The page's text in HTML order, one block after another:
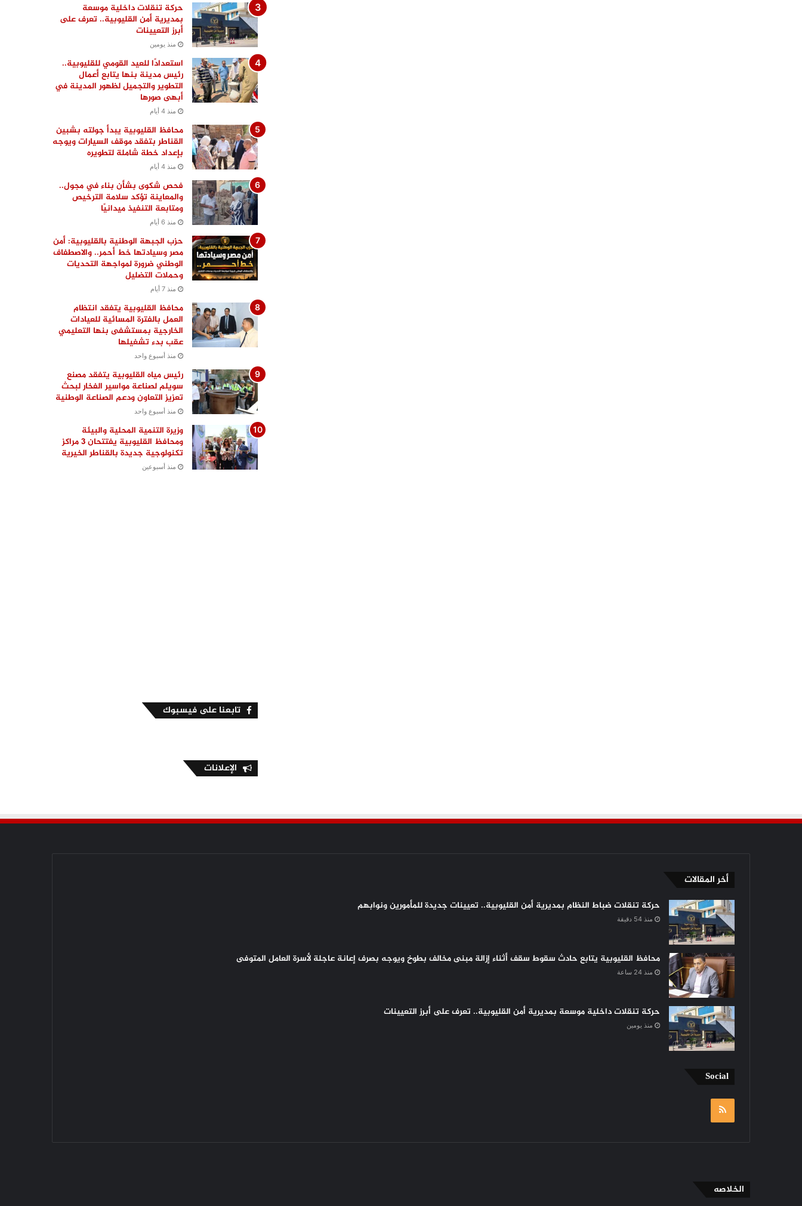
حركة تنقلات داخلية موسعة
بمديرية أمن القليوبية.. تعرف على
أبرز التعيينات
منذ يومين
استعدادًا للعيد القومي للقليوبية..
رئيس مدينة بنها يتابع أعمال
التطوير والتجميل لظهور المدينة في
أبهى صورها
منذ 4 أيام
محافظ القليوبية يبدأ جولته بشبين
القناطر بتفقد موقف السيارات ويوجه
بإعداد خطة شاملة لتطويره
منذ 4 أيام
فحص شكوى بشأن بناء في مجول..
والمعاينة تؤكد سلامة الترخيص
ومتابعة التنفيذ ميدانيًا
منذ 6 أيام
حزب الجبهة الوطنية بالقليوبية: أمن
مصر وسيادتها خط أحمر.. والاصطفاف
الوطني ضرورة لمواجهة التحديات
وحملات التضليل
منذ 7 أيام
محافظ القليوبية يتفقد انتظام
العمل بالفترة المسائية للعيادات
الخارجية بمستشفى بنها التعليمي
عقب بدء تشغيلها
منذ أسبوع واحد
رئيس مياه القليوبية يتفقد مصنع
سويلم لصناعة مواسير الفخار لبحث
تعزيز التعاون ودعم الصناعة الوطنية
منذ أسبوع واحد
وزيرة التنمية المحلية والبيئة
ومحافظ القليوبية يفتتحان 3 مراكز
تكنولوجية جديدة بالقناطر الخيرية
منذ أسبوعين
تابعنا على فيسبوك
الإعلانات
أخر المقالات
حركة تنقلات ضباط النظام بمديرية أمن القليوبية.. تعيينات جديدة للمأمورين ونوابهم
منذ 54 دقيقة
محافظ القليوبية يتابع حادث سقوط سقف أثناء إزالة مبنى مخالف بطوخ ويوجه بصرف إعانة عاجلة لأسرة العامل المتوفى
منذ 24 ساعة
حركة تنقلات داخلية موسعة بمديرية أمن القليوبية.. تعرف على أبرز التعيينات
منذ يومين
Social
RSS
الخلاصه